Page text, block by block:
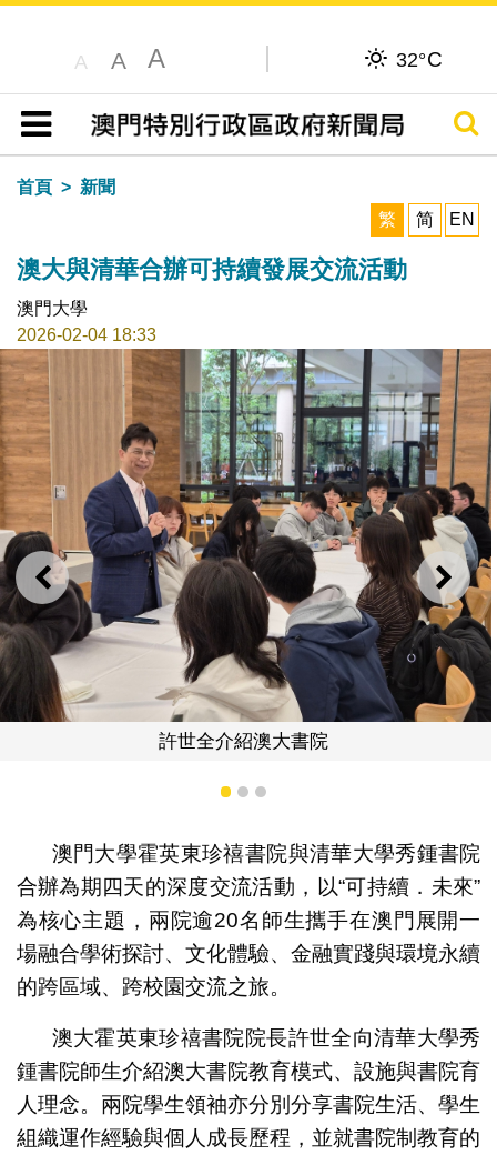
A A A 32°C
目錄
搜尋
首頁
新聞
繁
简 EN
澳大與清華合辦可持續發展交流活動
澳門大學
2026-02-04 18:33
上一則 下一
1 2 3
澳門大學霍英東珍禧書院與清華大學秀鍾書院
合辦為期四天的深度交流活動，以“可持續．未來”
為核心主題，兩院逾20名師生攜手在澳門展開一
場融合學術探討、文化體驗、金融實踐與環境永續
的跨區域、跨校園交流之旅。
澳大霍英東珍禧書院院長許世全向清華大學秀
鍾書院師生介紹澳大書院教育模式、設施與書院育
人理念。兩院學生領袖亦分別分享書院生活、學生
組織運作經驗與個人成長歷程，並就書院制教育的